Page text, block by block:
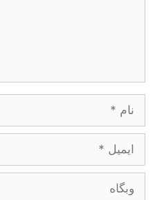
ایمیل
وبگاه